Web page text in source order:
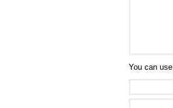
You can use